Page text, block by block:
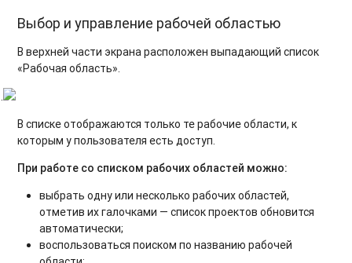
Выбор и управление рабочей областью
В верхней части экрана расположен выпадающий список
«Рабочая область».
.
В списке отображаются только те рабочие области, к
которым у пользователя есть доступ.
При работе со списком рабочих областей можно:
выбрать одну или несколько рабочих областей,
отметив их галочками — список проектов обновится
автоматически;
воспользоваться поиском по названию рабочей